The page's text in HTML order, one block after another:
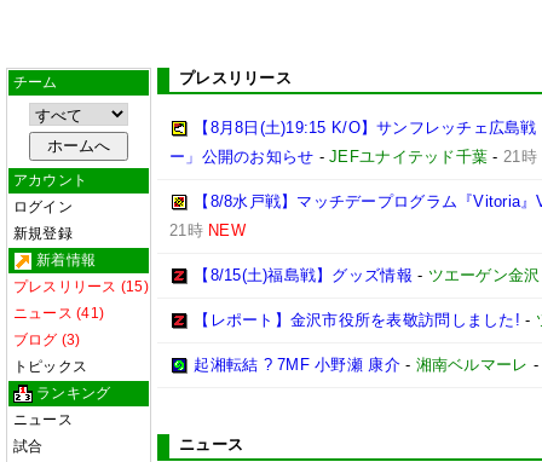
チーム
アカウント
ログイン
新規登録
新着情報
プレスリリース (15)
ニュース (41)
ブログ (3)
トピックス
ランキング
ニュース
試合
プレスリリース
【8月8日(土)19:15 K/O】サンフレッチェ広島
ー」公開のお知らせ -JEFユナイテッド千葉 - 21時
【8/8水戸戦】マッチデープログラム『Vitoria
21時 NEW
【8/15(土)福島戦】グッズ情報 - ツエーゲン金沢
【レポート】金沢市役所を表敬訪問しました! -
起湘転結 ? 7MF 小野瀬 康介- 湘南ベルマーレ
ニュース